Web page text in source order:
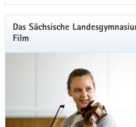
Das Sächsische
Film